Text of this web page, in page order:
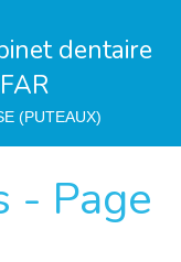
dentaire
(PUTEAUX)
- Page